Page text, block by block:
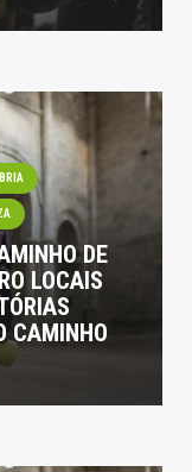
DE
LOCAIS
CAMINHO